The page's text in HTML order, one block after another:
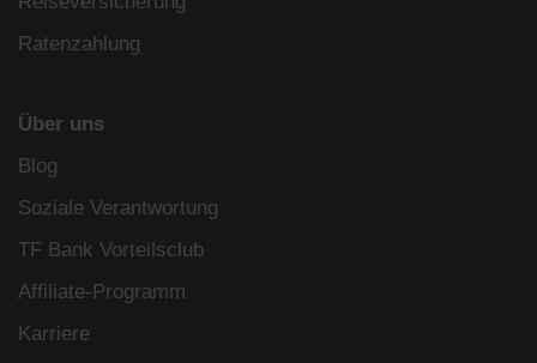
Ratenzahlung
Über uns
Blog
Soziale Verantwortung
TF Bank Vorteilsclub
Affiliate-Programm
Karriere